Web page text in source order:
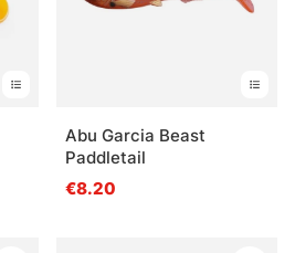
Abu Garcia Beast
Paddletail
€8.20